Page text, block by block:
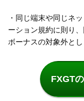
・同じ端末や同じネ
ーション規約に則り
ボーナスの対象外とし
FXGT